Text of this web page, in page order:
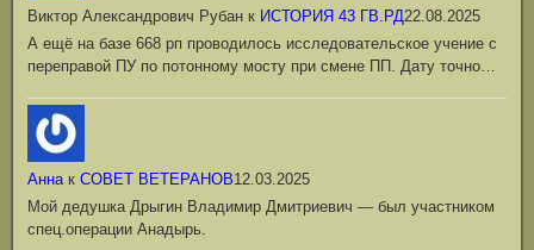
Виктор Александрович Рубан к ИСТОРИЯ 43 ГВ.РД22.08.2025
А ещё на базе 668 рп проводилось исследовательское учение с
переправой ПУ по потонному мосту при смене ПП. Дату точно…
Аннак СОВЕТ ВЕТЕРАНОВ12.03.2025
Мой дедушка Дрыгин Владимир Дмитриевич — был участником
спец.операции Анадырь.